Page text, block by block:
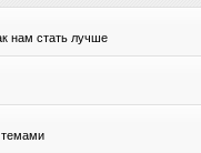
нам стать лучше
темами